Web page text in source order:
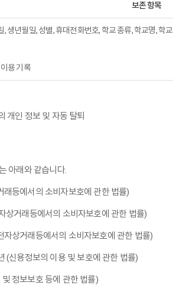
보존 항목
, 생년월일, 성별, 휴대전화번호, 학교 종류, 학교명,
용 기록
개인 정보 및 자동 탈퇴
아래와 같습니다.
래등에서의 소비자보호에 관한 법률)
상거래등에서의 소비자보호에 관한 법률)
자상거래등에서의 소비자보호에 관한 법률)
(신용정보의 이용 및 보호에 관한 법률)
정보보호 등에 관한 법률)